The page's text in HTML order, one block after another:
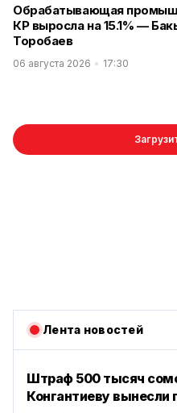
‎Обрабатывающая
КР выросла на 15.1% —
Торобаев
06 августа 2026 17:30
Лента новостей
Штраф 500 тысяч
Конгантиеву вынесли